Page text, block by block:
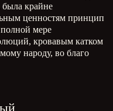
была крайне
ценностям принцип
мере
кровавым катком
народу, во благо